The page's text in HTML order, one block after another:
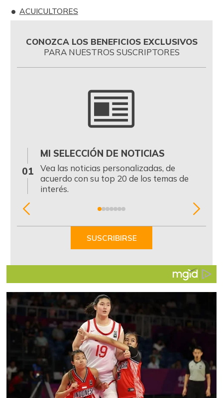
ACUICULTORES
CONOZCA LOS BENEFICIOS EXCLUSIVOS
PARA NUESTROS SUSCRIPTORES
01
MI SELECCIÓN DE NOTICIAS
Vea las noticias personalizadas, de
acuerdo con su top 20 de los temas de
interés.
Item
SUSCRIBIRSE